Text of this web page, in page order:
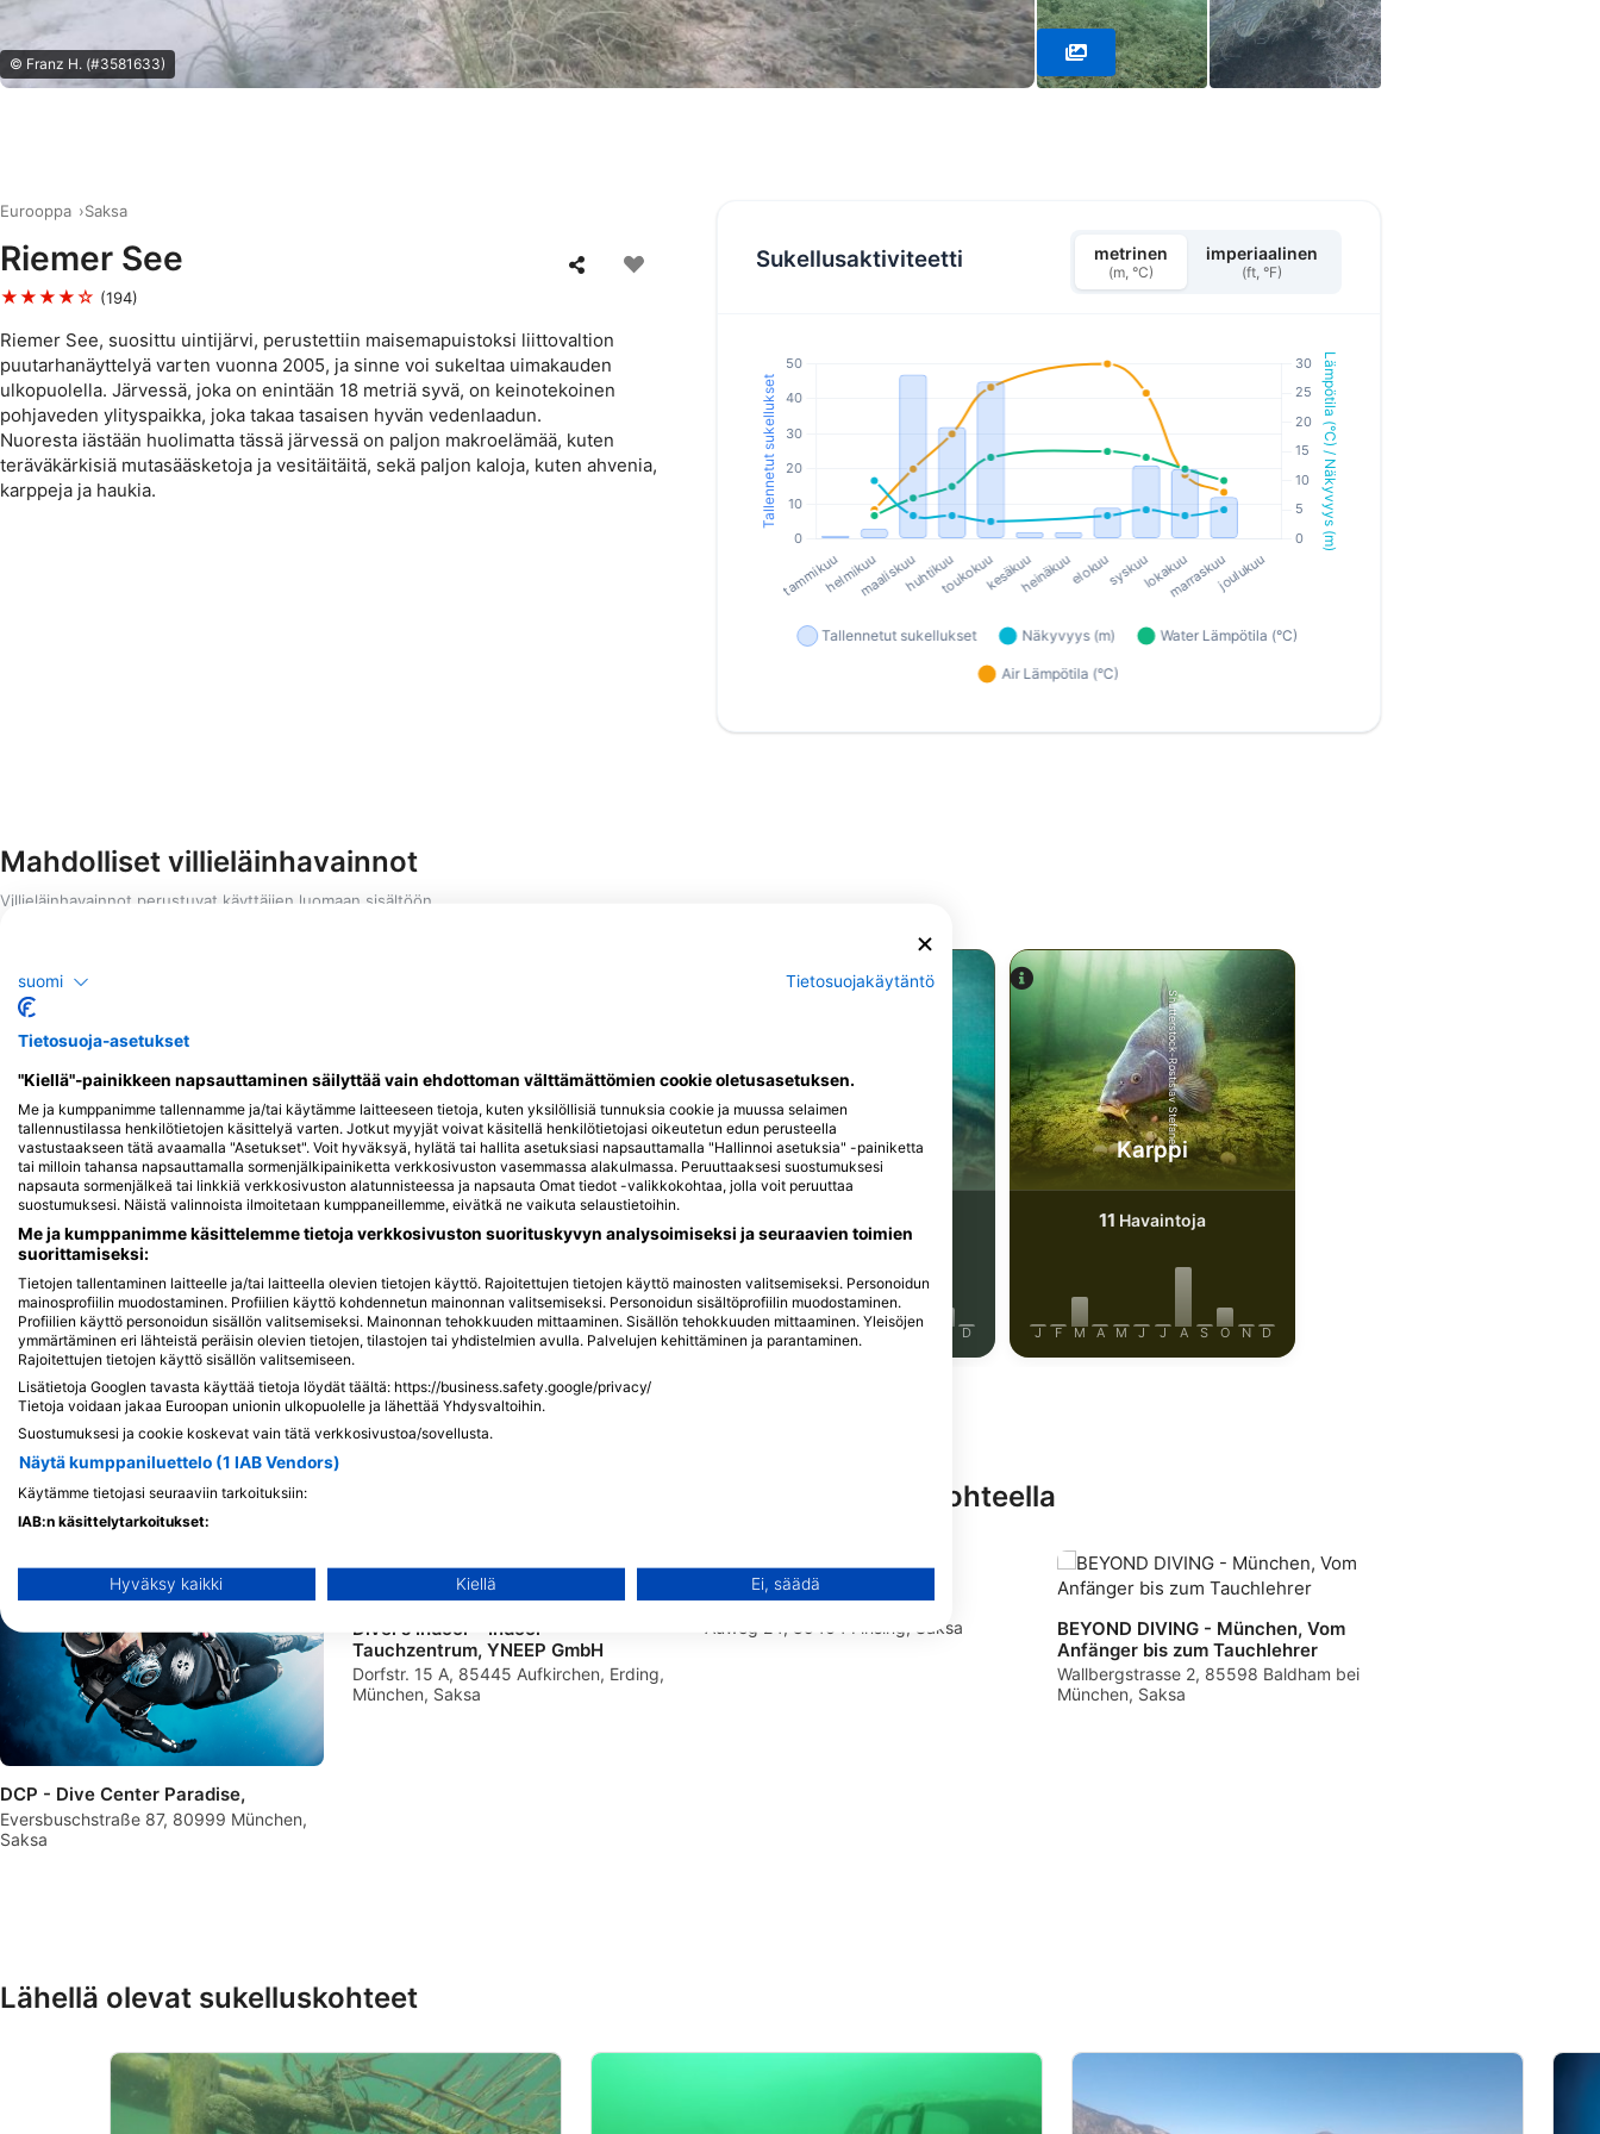
© Franz H. (#3581633)
Eurooppa Saksa
Riemer See
★★★★☆ (194)
Riemer See, suosittu uintijärvi, perustettiin maisemapuistoksi liittovaltion
puutarhanäyttelyä varten vuonna 2005, ja sinne voi sukeltaa uimakauden
ulkopuolella. Järvessä, joka on enintään 18 metriä syvä, on keinotekoinen
pohjaveden ylityspaikka, joka takaa tasaisen hyvän vedenlaadun.
Nuoresta iästään huolimatta tässä järvessä on paljon makroelämää, kuten
teräväkärkisiä mutasääsketoja ja vesitäitäitä, sekä paljon kaloja, kuten ahvenia,
karppeja ja haukia.
Sukellusaktiviteetti metrinen
(m, °C)
imperiaalinen
(ft, °F)
Mahdolliset villieläinhavainnot
Villieläinhavainnot perustuvat käyttäjien luomaan sisältöön
iStock-abadonian
Hauki
J F M A M J A O N D
iStock-ANDY_BOWLIN
Bassi
J F M A M J S O N D
iStock-jpa1999
Ahven
A S D
Shutterstock-Rostislav Stefanek
Karppi
11 Havaintoja
J F M A M J J A S O N D
Sukelluskeskukset, jotka tarjoavat catering-palveluita tällä sukelluskohteella
DCP - Dive Center Paradise,
Eversbuschstraße 87, 80999 München,
Saksa
Diver’s Indoor - Indoor
Tauchzentrum, YNEEP GmbH
Dorfstr. 15 A, 85445 Aufkirchen, Erding,
München, Saksa
Tauchsport Gläßer
Auweg 24, 85464 Finsing, Saksa
BEYOND DIVING - München, Vom
Anfänger bis zum Tauchlehrer
Wallbergstrasse 2, 85598 Baldham bei
München, Saksa
Lähellä olevat sukelluskohteet
suomi Tietosuojakäytäntö
Tietosuoja-asetukset
"Kiellä"-painikkeen napsauttaminen säilyttää vain ehdottoman välttämättömien cookie oletusasetuksen.
Me ja kumppanimme tallennamme ja/tai käytämme laitteeseen tietoja, kuten yksilöllisiä tunnuksia cookie ja muussa selaimen
tallennustilassa henkilötietojen käsittelyä varten. Jotkut myyjät voivat käsitellä henkilötietojasi oikeutetun edun perusteella
vastustaakseen tätä avaamalla "Asetukset". Voit hyväksyä, hylätä tai hallita asetuksiasi napsauttamalla "Hallinnoi asetuksia" -painiketta
tai milloin tahansa napsauttamalla sormenjälkipainiketta verkkosivuston vasemmassa alakulmassa. Peruuttaaksesi suostumuksesi
napsauta sormenjälkeä tai linkkiä verkkosivuston alatunnisteessa ja napsauta Omat tiedot -valikkokohtaa, jolla voit peruuttaa
suostumuksesi. Näistä valinnoista ilmoitetaan kumppaneillemme, eivätkä ne vaikuta selaustietoihin.
Me ja kumppanimme käsittelemme tietoja verkkosivuston suorituskyvyn analysoimiseksi ja seuraavien toimien
suorittamiseksi:
Tietojen tallentaminen laitteelle ja/tai laitteella olevien tietojen käyttö. Rajoitettujen tietojen käyttö mainosten valitsemiseksi. Personoidun
mainosprofiilin muodostaminen. Profiilien käyttö kohdennetun mainonnan valitsemiseksi. Personoidun sisältöprofiilin muodostaminen.
Profiilien käyttö personoidun sisällön valitsemiseksi. Mainonnan tehokkuuden mittaaminen. Sisällön tehokkuuden mittaaminen. Yleisöjen
ymmärtäminen eri lähteistä peräisin olevien tietojen, tilastojen tai yhdistelmien avulla. Palvelujen kehittäminen ja parantaminen.
Rajoitettujen tietojen käyttö sisällön valitsemiseen.
Lisätietoja Googlen tavasta käyttää tietoja löydät täältä: https://business.safety.google/privacy/
Tietoja voidaan jakaa Euroopan unionin ulkopuolelle ja lähettää Yhdysvaltoihin.
Suostumuksesi ja cookie koskevat vain tätä verkkosivustoa/sovellusta.
Näytä kumppaniluettelo (1 IAB Vendors)
Käytämme tietojasi seuraaviin tarkoituksiin:
IAB:n käsittelytarkoitukset:
Rajoitettujen tietojen käyttö mainosten valitsemiseksi
Personoidun mainosprofiilin muodostaminen
Profiilien käyttö kohdennetun mainonnan valitsemiseksi
Personoidun sisältöprofiilin muodostaminen
Profiilien käyttö personoidun sisällön valitsemiseksi
Mainonnan tehokkuuden mittaaminen
Rajoitettujen tietojen käyttö sisällön valitsemiseen
IAB:n erityispiirteet:
Hyväksy kaikki Kiellä Ei, säädä